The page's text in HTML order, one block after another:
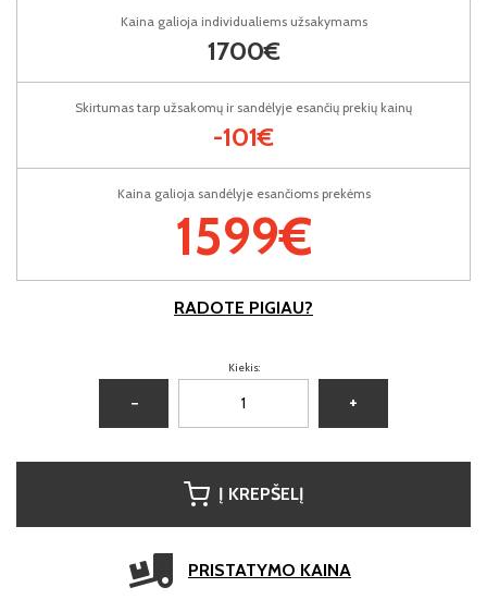
Kaina galioja sandėlyje esančioms prekėms
1599€
Kaina galioja individualiems užsakymams
1700€
Skirtumas tarp užsakomų ir sandėlyje esančių prekių kainų
-101€
RADOTE PIGIAU?
Kiekis:
− +
Į KREPŠELĮ
PRISTATYMO KAINA